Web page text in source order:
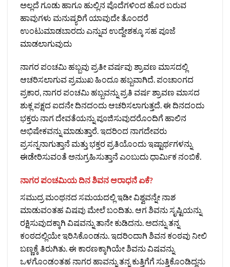
ಅಲ್ಲದೆ ಗೂಡು ಹಾಗೂ ಹುಲ್ಲಿನ ಪೊದೆಗಳಿಂದ ಹೊರ ಬರುವ
ಹಾವುಗಳು ಮನುಷ್ಯರಿಗೆ ಯಾವುದೇ ತೊಂದರೆ
ಉಂಟುಮಾಡಬಾರದು ಎನ್ನುವ ಉದ್ದೇಶಕ್ಕೂ ಸಹ ಪೂಜೆ
ಮಾಡಲಾಗುವುದು
ನಾಗರ ಪಂಚಮಿ ಹಬ್ಬವು ಪ್ರತೀ ವರ್ಷವು ಶ್ರಾವಣ ಮಾಸದಲ್ಲಿ
ಆಚರಿಸಲಾಗುವ ಪ್ರಮುಖ ಹಿಂದೂ ಹಬ್ಬವಾಗಿದೆ. ಪಂಚಾಂಗದ
ಪ್ರಕಾರ, ನಾಗರ ಪಂಚಮಿ ಹಬ್ಬವನ್ನು ಪ್ರತಿ ವರ್ಷ ಶ್ರಾವಣ ಮಾಸದ
ಶುಕ್ಲ ಪಕ್ಷದ ಐದನೇ ದಿನದಂದು ಆಚರಿಸಲಾಗುತ್ತದೆ. ಈ ದಿನದಂದು
ಭಕ್ತರು ನಾಗ ದೇವತೆಯನ್ನು ಪೂಜಿಸುವುದರೊಂದಿಗೆ ಹಾಲಿನ
ಅಭಿಷೇಕವನ್ನು ಮಾಡುತ್ತಾರೆ. ಇದರಿಂದ ನಾಗದೇವರು
ಪ್ರಸನ್ನನಾಗುತ್ತಾನೆ ಮತ್ತು ಭಕ್ತರ ಪ್ರತಿಯೊಂದು ಇಷ್ಟಾರ್ಥಗಳನ್ನು
ಈಡೇರಿಸುವಂತೆ ಅನುಗ್ರಹಿಸುತ್ತಾನೆ ಎಂಬುದು ಧಾರ್ಮಿಕ ನಂಬಿಕೆ.
ನಾಗರ ಪಂಚಮಿಯ ದಿನ ಶಿವನ ಆರಾಧನೆ ಏಕೆ?
ಸಮುದ್ರ ಮಂಥನದ ಸಮಯದಲ್ಲಿ ಇಡೀ ವಿಶ್ವವನ್ನೇ ನಾಶ
ಮಾಡುವಂತಹ ವಿಷವು ಮೇಲೆ ಬಂದಿತು. ಆಗ ಶಿವನು ಸೃಷ್ಟಿಯನ್ನು
ರಕ್ಷಿಸುವುದಕ್ಕಾಗಿ ವಿಷವನ್ನು ತಾನೇ ಕುಡಿದನು. ಅದನ್ನು ತನ್ನ
ಕಂಠದಲ್ಲಿಯೇ ಇರಿಸಿಕೊಂಡನು. ಇದರಿಂದಾಗಿ ಶಿವನ ಕಂಠವು ನೀಲಿ
ಬಣ್ಣಕ್ಕೆ ತಿರುಗಿತು. ಈ ಕಾರಣಕ್ಕಾಗಿಯೇ ಶಿವನು ವಿಷವನ್ನು
ಒಳಗೊಂಡಂತಹ ನಾಗರ ಹಾವನ್ನು ತನ್ನ ಕುತ್ತಿಗೆಗೆ ಸುತ್ತಿಕೊಂಡಿದ್ದನು